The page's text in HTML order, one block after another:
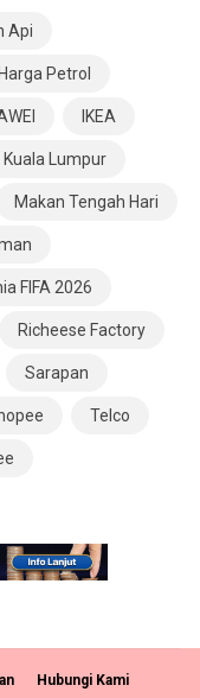
Api
Harga Petrol
IKEA
Kuala Lumpur
Makan Tengah Hari
FIFA 2026
Richeese Factory
Sarapan
Telco
Hubungi Kami